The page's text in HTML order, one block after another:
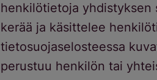
henkilötietoja yhdistyksen
kerää ja käsittelee
tietosuojaselosteessa
perustuu henkilön tai